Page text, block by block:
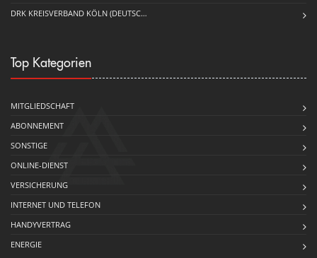
DRK KREISVERBAND KÖLN (DEUTSC…
Top Kategorien
MITGLIEDSCHAFT
ABONNEMENT
SONSTIGE
ONLINE-DIENST
VERSICHERUNG
INTERNET UND TELEFON
HANDYVERTRAG
ENERGIE